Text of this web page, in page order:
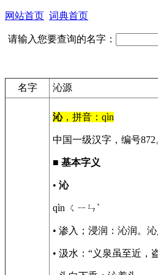
网站首页 词典首页
请输入您要查询的名字：
名字 沁源
沁，拼音：qìn
中国一级汉字，编号872
■ 基本字义
• 沁
qìn ㄑㄧㄣˋ
• 渗入；浸润：沁润。沁
• 汲水：“义泉虽至近，